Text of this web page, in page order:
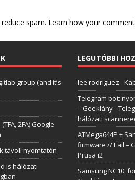
spam. Learn how your
group (and it’s
2FA) Google
távoli nyomtatón
is hálózati
LEGUTÓBBI
lee rodriguez -
Telegram bot:
– Geeklány-
hálózati
ATMega644P +
firmware // Fail –
Prusa i2
Samsung NC10,